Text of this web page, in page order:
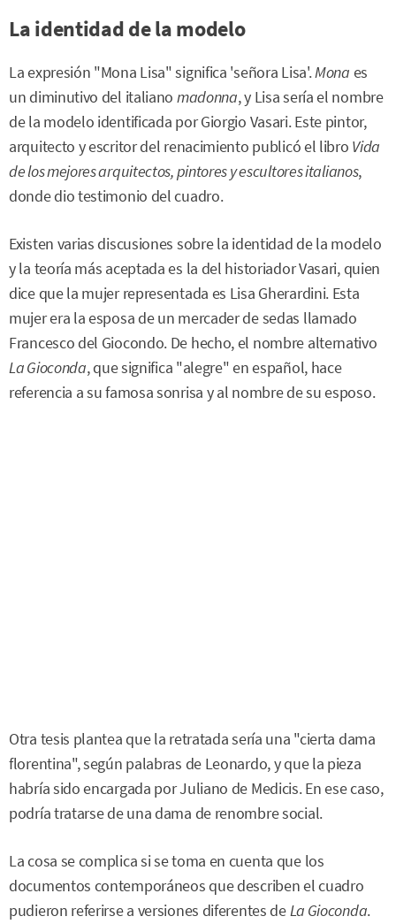
La identidad de la modelo
La expresión "Mona Lisa" significa 'señora Lisa'.Mona es
un diminutivo del italiano madonna, y Lisa sería el nombre
de la modelo identificada por Giorgio Vasari. Este pintor,
arquitecto y escritor del renacimiento publicó el libro Vida
de los mejores arquitectos, pintores y escultores italianos,
donde dio testimonio del cuadro.
Existen varias discusiones sobre la identidad de la modelo
y la teoría más aceptada es la del historiador Vasari, quien
dice que la mujer representada es Lisa Gherardini. Esta
mujer era la esposa de un mercader de sedas llamado
Francesco del Giocondo. De hecho, el nombre alternativo
La Gioconda, que significa "alegre" en español, hace
referencia a su famosa sonrisa y al nombre de su esposo.
Otra tesis plantea que la retratada sería una "cierta dama
florentina", según palabras de Leonardo, y que la pieza
habría sido encargada por Juliano de Medicis. En ese caso,
podría tratarse de una dama de renombre social.
La cosa se complica si se toma en cuenta que los
documentos contemporáneos que describen el cuadro
pudieron referirse a versiones diferentes deLa Gioconda.